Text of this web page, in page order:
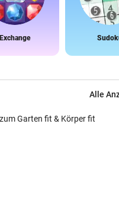
Exchange
Alle